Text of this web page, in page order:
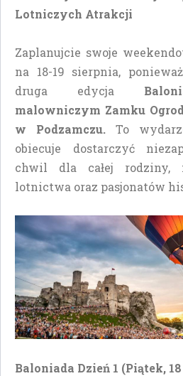
Lotniczych Atrakcji
Zaplanujcie swoje
na 18-19 sierpnia,
druga edycja
malowniczym Zamku
w Podzamczu. To
obiecuje dostarczyć
chwil dla całej rodziny,
lotnictwa oraz pasjonatów
Baloniada Dzień 1 (Piątek,